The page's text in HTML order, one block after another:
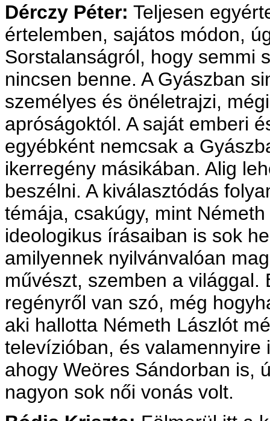
Dérczy Péter: Teljesen
értelemben, sajátos módon,
Sorstalanságról, hogy semmi
nincsen benne. A Gyászban
személyes és önéletrajzi,
apróságoktól. A saját emberi
egyébként nemcsak a
ikerregény másikában. Alig
beszélni. A kiválasztódás
témája, csakúgy, mint
ideologikus írásaiban is sok
amilyennek nyilvánvalóan
művészt, szemben a
regényről van szó, még
aki hallotta Németh Lászlót
televízióban, és
ahogy Weöres Sándorban is,
nagyon sok női vonás volt.